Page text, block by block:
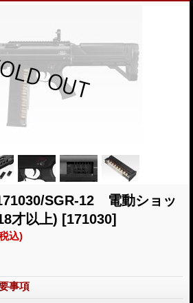
SGR-12 電動ショッ
才以上) [171030]
込)
事項